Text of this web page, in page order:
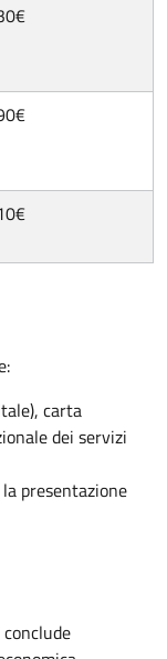
carta
dei servizi
presentazione